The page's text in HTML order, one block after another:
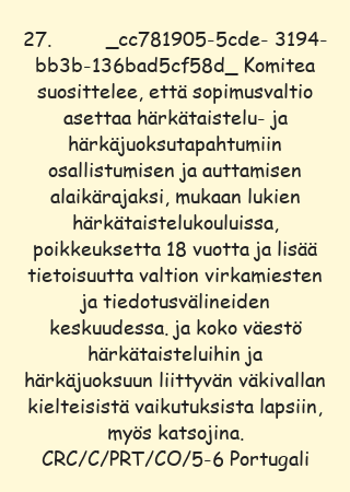
27. _cc781905-5cde- 3194-
bb3b-136bad5cf58d_ Komitea
suosittelee, että sopimusvaltio
asettaa härkätaistelu- ja
härkäjuoksutapahtumiin
osallistumisen ja auttamisen
alaikärajaksi, mukaan lukien
härkätaistelukouluissa,
poikkeuksetta 18 vuotta ja lisää
tietoisuutta valtion virkamiesten
ja tiedotusvälineiden
keskuudessa. ja koko väestö
härkätaisteluihin ja
härkäjuoksuun liittyvän väkivallan
kielteisistä vaikutuksista lapsiin,
myös katsojina.
CRC/C/PRT/CO/5-6 Portugali